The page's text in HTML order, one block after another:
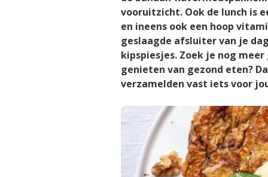
vooruitzicht. Ook de lunch is
en ineens ook een hoop
geslaagde afsluiter van je
kipspiesjes. Zoek je nog
genieten van gezond eten?
verzamelden vast iets voor